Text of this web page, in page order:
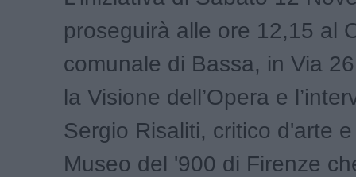
proseguirà alle ore 12,15 al
comunale di Bassa, in Via
la Visione dell’Opera e
Sergio Risaliti, critico d'arte
Museo del '900 di Firenze